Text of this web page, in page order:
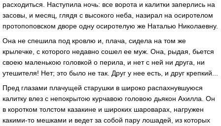
расходиться. Наступила ночь: все ворота и калитки заперлись на
засовы, и месяц, глядя с высокого неба, назирал на осиротелом
протопоповском дворе одну осиротелую же Наталью Николаевну.
Она не спешила под кровлю и, плача, сидела на том же
крылечке, с которого недавно сошел ее муж. Она, рыдая, бьется
своею маленькою головкой о перила, и нет с ней ни друга, ни
утешителя! Нет; это было не так. Друг у нее есть, и друг крепкий...
Пред глазами плачущей старушки в широко распахнувшуюся
калитку влез с непокрытою курчавою головою дьякон Ахилла. Он
в коротком толстом казакине и широких шароварах, нагружен
какими-то мешками и ведет за собой пару лошадей, из которых